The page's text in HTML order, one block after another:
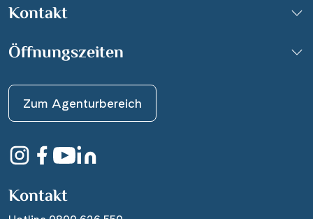
Kontakt
Öffnungszeiten
Zum Agenturbereich
Kontakt